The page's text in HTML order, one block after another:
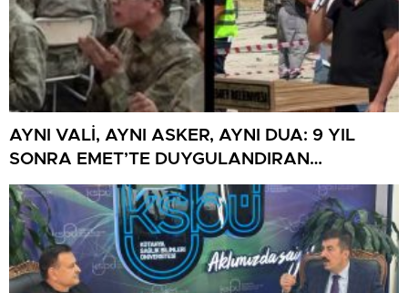
AYNI VALİ, AYNI ASKER, AYNI DUA: 9 YIL
SONRA EMET’TE DUYGULANDIRAN
BULUŞMA